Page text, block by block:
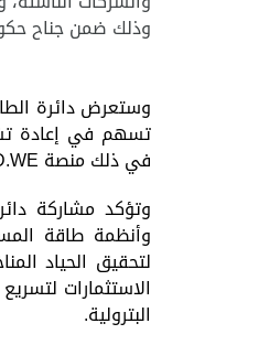
وذلك ضمن جناح
وستعرض دائرة
تسهم في إعادة
في ذلك منصة
وتؤكد مشاركة
وأنظمة طاقة
الاستثمارات
البترولية.